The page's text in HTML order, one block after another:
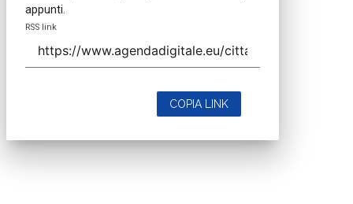
appunti.
RSS link
COPIA LINK